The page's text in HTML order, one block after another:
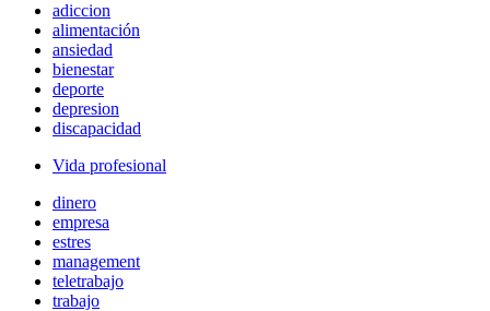
adiccion
alimentación
ansiedad
bienestar
deporte
depresion
discapacidad
Vida profesional
dinero
empresa
estres
management
teletrabajo
trabajo